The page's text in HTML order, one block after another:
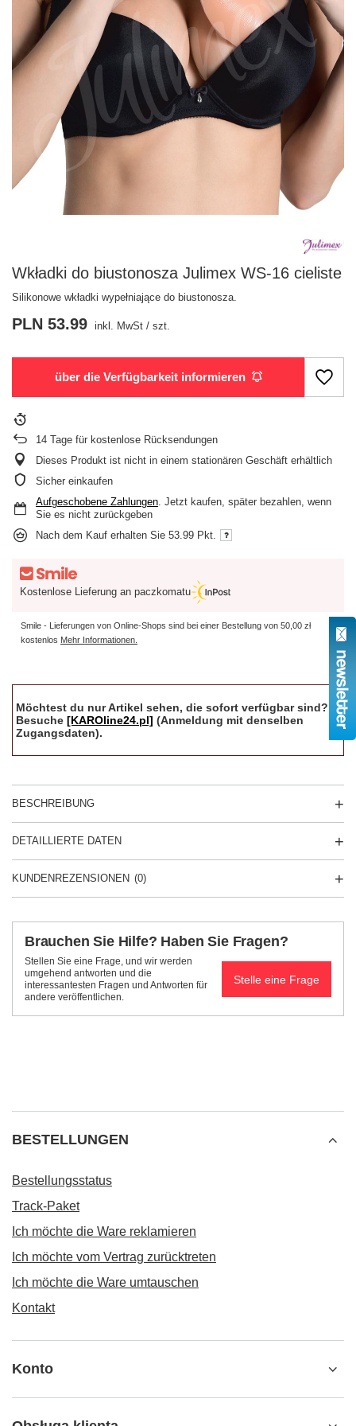
Wkładki do biustonosza Julimex WS-16 cieliste
Silikonowe wkładki wypełniające do biustonosza.
PLN 53.99 inkl. MwSt / szt.
über die Verfügbarkeit informieren
14 Tage für kostenlose Rücksendungen
Dieses Produkt ist nicht in einem stationären Geschäft erhältlich
Sicher einkaufen
Aufgeschobene Zahlungen . Jetzt kaufen, später bezahlen, wenn
Sie es nicht zurückgeben
Nach dem Kauf erhalten Sie 53.99 Pkt.
Kostenlose Lieferung an paczkomatu
Smile - Lieferungen von Online-Shops sind bei einer Bestellung von 50,00 zł
kostenlos Mehr Informationen.
Möchtest du nur Artikel sehen, die sofort verfügbar sind?
Besuche [KAROline24.pl] (Anmeldung mit denselben
Zugangsdaten).
BESCHREIBUNG
DETAILLIERTE DATEN
KUNDENREZENSIONEN (0)
Brauchen Sie Hilfe? Haben Sie Fragen?
Stellen Sie eine Frage, und wir werden
umgehend antworten und die
interessantesten Fragen und Antworten für
andere veröffentlichen.
Stelle eine Frage
BESTELLUNGEN
Bestellungsstatus
Track-Paket
Ich möchte die Ware reklamieren
Ich möchte vom Vertrag zurücktreten
Ich möchte die Ware umtauschen
Kontakt
Konto